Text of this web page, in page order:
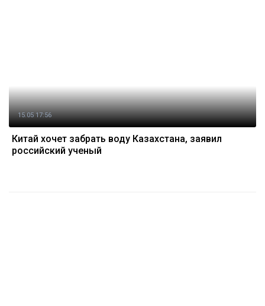
15.05 17:56
Китай хочет забрать воду Казахстана, заявил
российский ученый